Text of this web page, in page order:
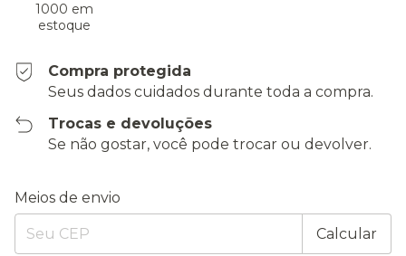
1000 em
estoque
Compra protegida
Seus dados cuidados durante toda a compra.
Trocas e devoluções
Se não gostar, você pode trocar ou devolver.
Entregas para o CEP:
Meios de envio
Calcular